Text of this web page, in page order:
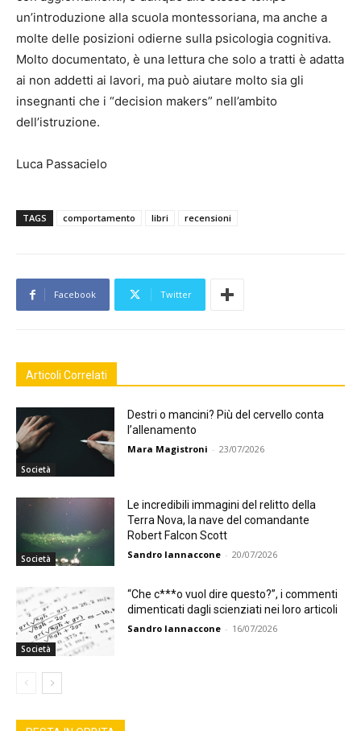
un’introduzione alla scuola montessoriana, ma anche a
molte delle posizioni odierne sulla psicologia cognitiva.
Molto documentato, è una lettura che solo a tratti è adatta
ai non addetti ai lavori, ma può aiutare molto sia gli
insegnanti che i “decision makers” nell’ambito
dell’istruzione.
Luca Passacielo
TAGS comportamento libri recensioni
Facebook Twitter
Articoli Correlati
Società
Destri o mancini? Più del cervello conta
l’allenamento
Mara Magistroni - 23/07/2026
Società
Le incredibili immagini del relitto della
Terra Nova, la nave del comandante
Robert Falcon Scott
Sandro Iannaccone - 20/07/2026
Società
“Che c***o vuol dire questo?”, i commenti
dimenticati dagli scienziati nei loro articoli
Sandro Iannaccone - 16/07/2026